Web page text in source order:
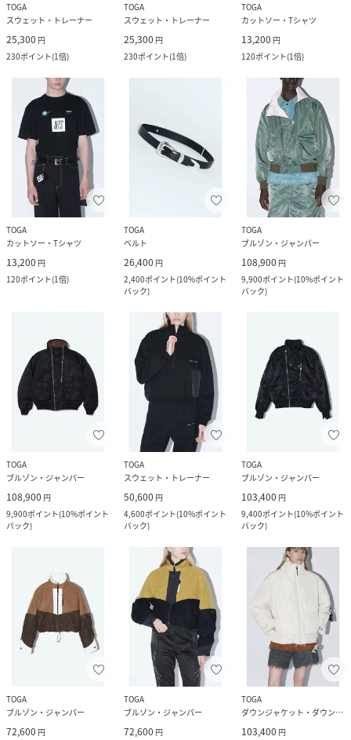
TOGA
スウェット・トレーナー
25,300 円
230ポイント(1倍)
TOGA
スウェット・トレーナー
25,300 円
230ポイント(1倍)
TOGA
カットソー・Tシャツ
13,200 円
120ポイント(1倍)
TOGA
カットソー・Tシャツ
13,200 円
120ポイント(1倍)
TOGA
ベルト
26,400 円
2,400ポイント(10%ポイント
バック)
TOGA
ブルゾン・ジャンパー
108,900 円
9,900ポイント(10%ポイント
バック)
TOGA
ブルゾン・ジャンパー
108,900 円
9,900ポイント(10%ポイント
バック)
TOGA
スウェット・トレーナー
50,600 円
4,600ポイント(10%ポイント
バック)
TOGA
ブルゾン・ジャンパー
103,400 円
9,400ポイント(10%ポイント
バック)
TOGA
ブルゾン・ジャンパー
72,600 円
TOGA
ブルゾン・ジャンパー
72,600 円
TOGA
ダウンジャケット・ダウンベスト
103,400 円